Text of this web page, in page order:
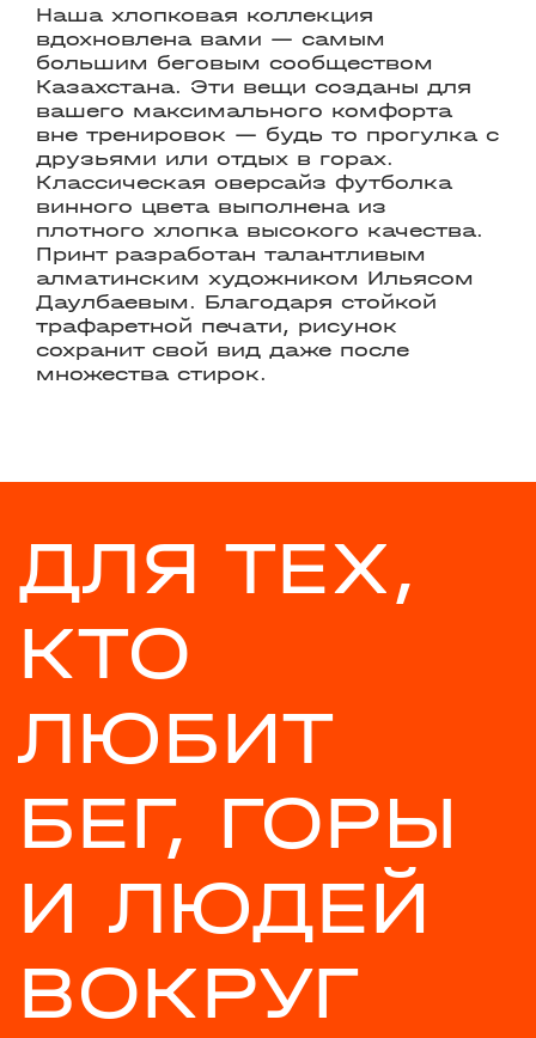
Наша хлопковая коллекция
вдохновлена вами — самым
большим беговым сообществом
Казахстана. Эти вещи созданы для
вашего максимального комфорта
вне тренировок — будь то прогулка с
друзьями или отдых в горах.
Классическая оверсайз футболка
винного цвета выполнена из
плотного хлопка высокого качества.
Принт разработан талантливым
алматинским художником Ильясом
Даулбаевым. Благодаря стойкой
трафаретной печати, рисунок
сохранит свой вид даже после
множества стирок.
ДЛЯ ТЕХ,
КТО
ЛЮБИТ
БЕГ, ГОРЫ
И ЛЮДЕЙ
ВОКРУГ